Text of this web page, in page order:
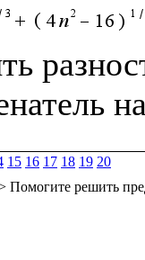
15 16 17 18 19 20
Помогите решить